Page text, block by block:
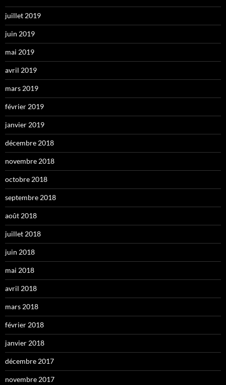
juillet 2019
juin 2019
mai 2019
avril 2019
mars 2019
février 2019
janvier 2019
décembre 2018
novembre 2018
octobre 2018
septembre 2018
août 2018
juillet 2018
juin 2018
mai 2018
avril 2018
mars 2018
février 2018
janvier 2018
décembre 2017
novembre 2017